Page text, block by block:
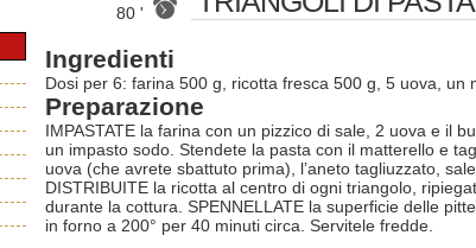
80 '
Ingredienti
Dosi per 6: farina 500 g, ricotta fresca 500 g, 5 uova, un
Preparazione
IMPASTATE la farina con un pizzico di sale, 2 uova e il
un impasto sodo. Stendete la pasta con il matterello e
uova (che avrete sbattuto prima), l’aneto tagliuzzato,
DISTRIBUITE la ricotta al centro di ogni triangolo,
durante la cottura. SPENNELLATE la superficie delle
in forno a 200° per 40 minuti circa. Servitele fredde.